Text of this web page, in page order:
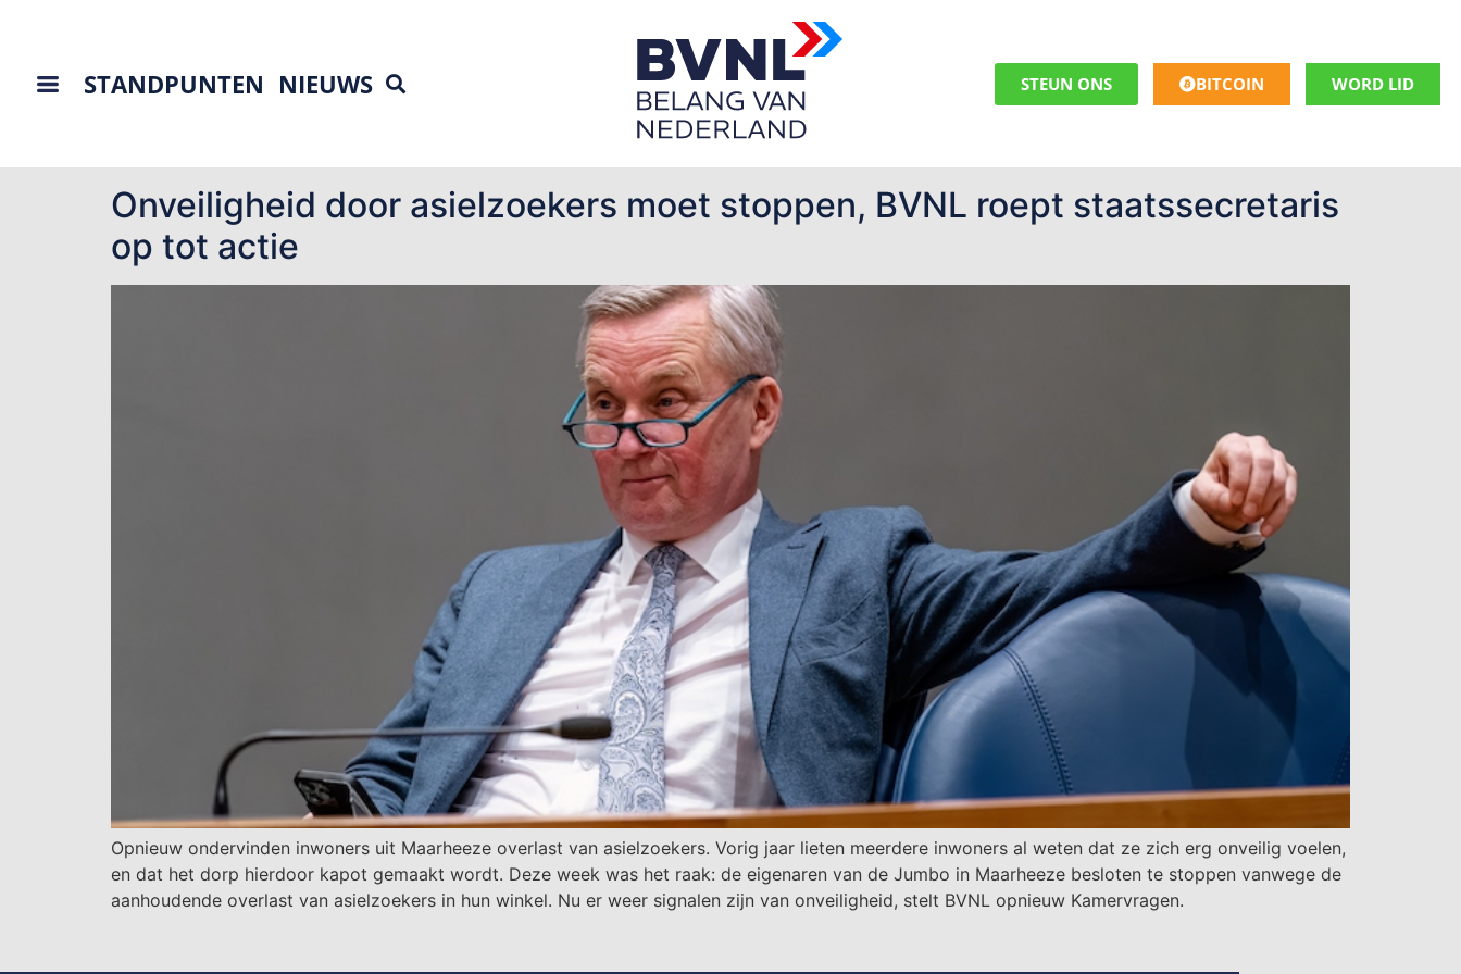
STANDPUNTEN NIEUWS STEUN ONS BITCOIN WORD LID
Onveiligheid door asielzoekers moet stoppen, BVNL roept staatssecretaris
op tot actie
Opnieuw ondervinden inwoners uit Maarheeze overlast van asielzoekers. Vorig jaar lieten meerdere inwoners al weten dat ze zich erg onveilig voelen,
en dat het dorp hierdoor kapot gemaakt wordt. Deze week was het raak: de eigenaren van de Jumbo in Maarheeze besloten te stoppen vanwege de
aanhoudende overlast van asielzoekers in hun winkel. Nu er weer signalen zijn van onveiligheid, stelt BVNL opnieuw Kamervragen.